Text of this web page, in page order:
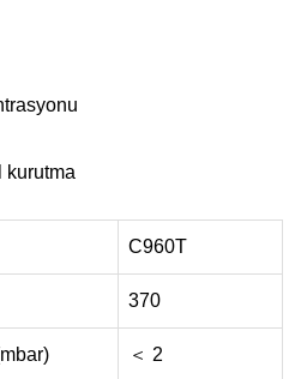
kurutma
C960T
370
＜ 2